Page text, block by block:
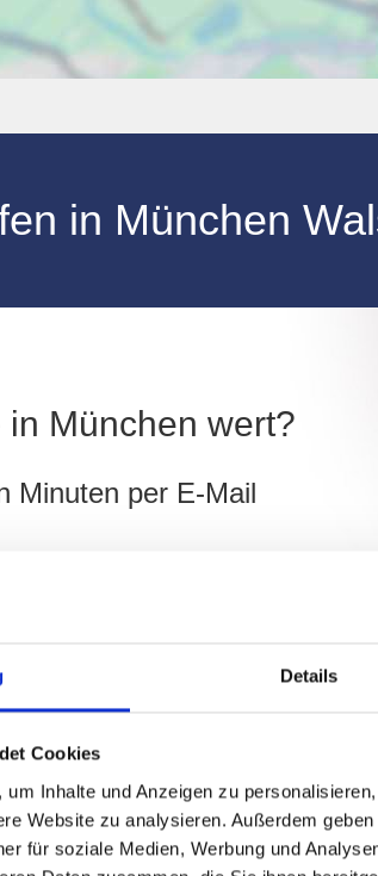
Details
Cookies
Inhalte und Anzeigen zu
Website zu analysieren. Außerdem
für soziale Medien, Werbung und
in München
München wert?
Minuten per E-Mail